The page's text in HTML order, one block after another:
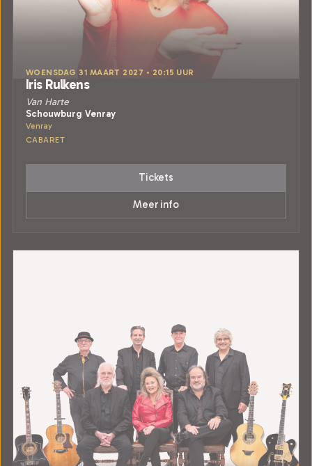
WOENSDAG 31 MAART 2027 • 20:15 UUR
Iris Rulkens
Van Harte
Schouwburg Venray
Venray
CABARET
Tickets
Meer info